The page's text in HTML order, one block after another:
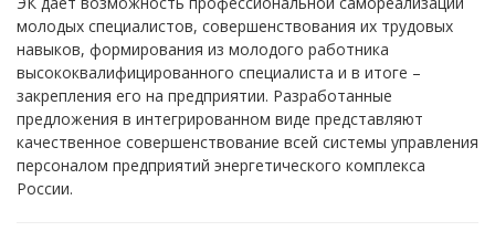
молодых специалистов, совершенствования их трудовых
навыков, формирования из молодого работника
высококвалифицированного специалиста и в итоге –
закрепления его на предприятии. Разработанные
предложения в интегрированном виде представляют
качественное совершенствование всей системы управления
персоналом предприятий энергетического комплекса
России.